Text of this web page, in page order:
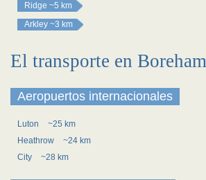
Ridge ~5 km
Arkley ~3 km
El transporte en
Aeropuertos internacionales
Luton
~25 km
Heathrow
~24 km
City
~28 km